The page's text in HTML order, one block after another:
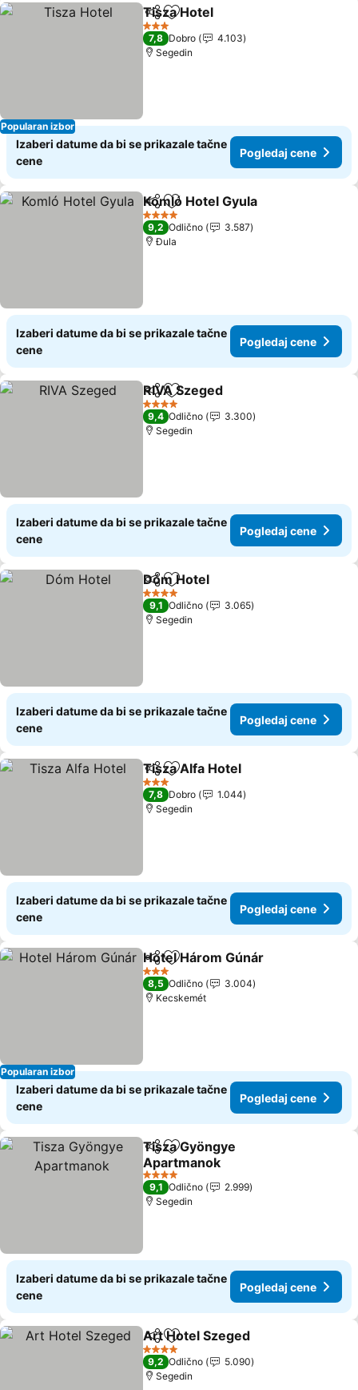
Popularan izbor
Deli Dodati u favorite
Tisza Hotel
3 Zvezdice
7,8 Dobro
4.103
Segedin
Izaberi datume da bi se prikazale tačne
cene
Pogledaj cene
Deli Dodati u favorite
Komló Hotel Gyula
4 Zvezdice
9,2 Odlično
3.587
Đula
Izaberi datume da bi se prikazale tačne
cene
Pogledaj cene
Deli Dodati u favorite
RIVA Szeged
4 Zvezdice
9,4 Odlično
3.300
Segedin
Izaberi datume da bi se prikazale tačne
cene
Pogledaj cene
Deli Dodati u favorite
Dóm Hotel
4 Zvezdice
9,1 Odlično
3.065
Segedin
Izaberi datume da bi se prikazale tačne
cene
Pogledaj cene
Deli Dodati u favorite
Tisza Alfa Hotel
3 Zvezdice
7,8 Dobro
1.044
Segedin
Izaberi datume da bi se prikazale tačne
cene
Pogledaj cene
Popularan izbor
Deli Dodati u favorite
Hotel Három Gúnár
3 Zvezdice
8,5 Odlično
3.004
Kecskemét
Izaberi datume da bi se prikazale tačne
cene
Pogledaj cene
Deli Dodati u favorite
Tisza Gyöngye
Apartmanok
4 Zvezdice
9,1 Odlično
2.999
Segedin
Izaberi datume da bi se prikazale tačne
cene
Pogledaj cene
Deli Dodati u favorite
Art Hotel Szeged
4 Zvezdice
9,2 Odlično
5.090
Segedin